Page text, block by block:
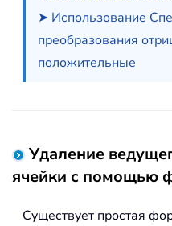
➤ Использование
преобразования
положительные
Удаление
ячейки с помощью
Существует простая